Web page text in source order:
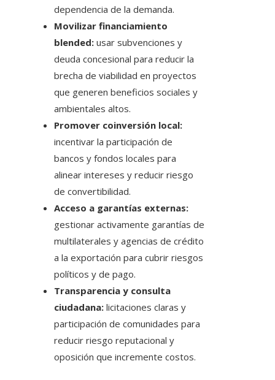
dependencia de la demanda.
Movilizar financiamiento
blended: usar subvenciones y
deuda concesional para reducir la
brecha de viabilidad en proyectos
que generen beneficios sociales y
ambientales altos.
Promover coinversión local:
incentivar la participación de
bancos y fondos locales para
alinear intereses y reducir riesgo
de convertibilidad.
Acceso a garantías externas:
gestionar activamente garantías de
multilaterales y agencias de crédito
a la exportación para cubrir riesgos
políticos y de pago.
Transparencia y consulta
ciudadana: licitaciones claras y
participación de comunidades para
reducir riesgo reputacional y
oposición que incremente costos.